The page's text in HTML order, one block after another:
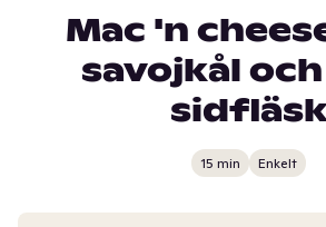
Mac 'n
savojkål
15 min Enkelt